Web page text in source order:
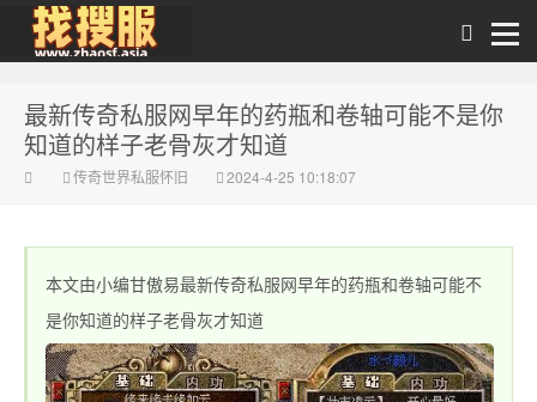
zhaosf【找私服】
传奇私服发布网-
最新传奇私服网早年的药瓶和卷轴可能不是你
知道的样子老骨灰才知道
传奇世界私服怀旧 2024-4-25 10:18:07
本文由小编甘傲易最新传奇私服网早年的药瓶和卷轴可能不
是你知道的样子老骨灰才知道